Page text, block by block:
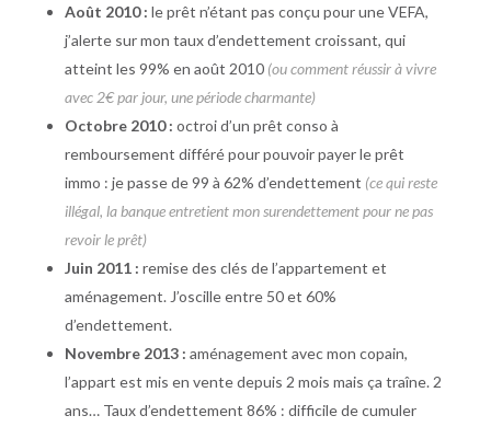
Août 2010 : le prêt n’étant pas conçu pour une VEFA,
j’alerte sur mon taux d’endettement croissant, qui
atteint les 99% en août 2010(ou comment réussir à vivre
avec 2€ par jour, une période charmante)
Octobre 2010 : octroi d’un prêt conso à
remboursement différé pour pouvoir payer le prêt
immo : je passe de 99 à 62% d’endettement (ce qui reste
illégal, la banque entretient mon surendettement pour ne pas
revoir le prêt)
Juin 2011 : remise des clés de l’appartement et
aménagement. J’oscille entre 50 et 60%
d’endettement.
Novembre 2013 : aménagement avec mon copain,
l’appart est mis en vente depuis 2 mois mais ça traîne. 2
ans… Taux d’endettement 86% : difficile de cumuler